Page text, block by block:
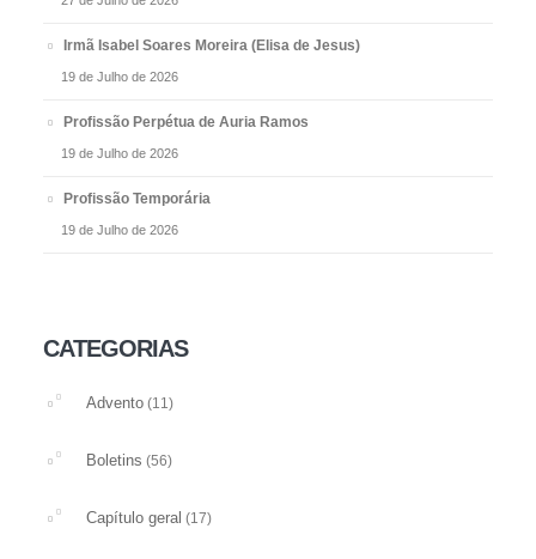
Irmã Isabel Soares Moreira (Elisa de Jesus)
19 de Julho de 2026
Profissão Perpétua de Auria Ramos
19 de Julho de 2026
Profissão Temporária
19 de Julho de 2026
CATEGORIAS
Advento (11)
Boletins (56)
Capítulo geral (17)